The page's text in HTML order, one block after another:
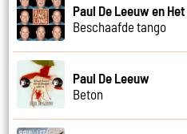
Paul De Leeuw en
Beschaafde tango
Paul De Leeuw
Beton